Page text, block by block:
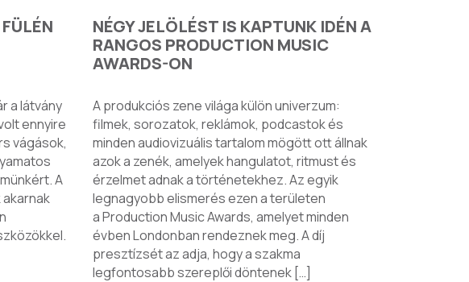
a látvány
ennyire
vágások,
A
NÉGY JELÖLÉST IS KAPTUNK IDÉN A
RANGOS PRODUCTION MUSIC
AWARDS-ON
A produkciós zene világa külön univerzum:
filmek, sorozatok, reklámok, podcastok és
minden audiovizuális tartalom mögött ott állnak
azok a zenék, amelyek hangulatot, ritmust és
érzelmet adnak a történetekhez. Az egyik
legnagyobb elismerés ezen a területen
a Production Music Awards, amelyet minden
évben Londonban rendeznek meg. A díj
presztízsét az adja, hogy a szakma
legfontosabb szereplői döntenek […]